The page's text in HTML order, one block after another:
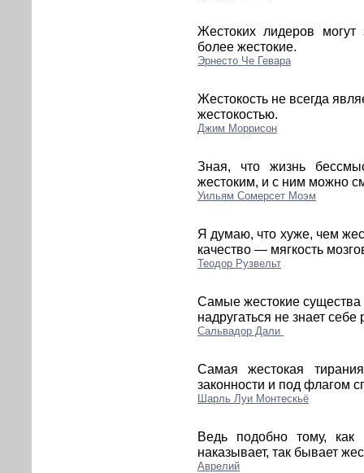
Жестоких лидеров
более жестокие.
Эрнесто Че Гевара
Жестокость не всегда
жестокостью.
Джим Моррисон
Зная, что жизнь
жестоким, и с ним можно
Уильям Сомерсет Моэм
Я думаю, что хуже, чем
качество — мягкость
Теодор Рузвельт
Самые жестокие существа
надругаться не знает себе
Сальвадор Дали
Самая жестокая
законности и под флагом
Шарль Луи Монтескьё
Ведь подобно тому, как
наказывает, так бывает
Аврелий